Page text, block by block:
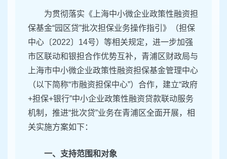
为贯彻落实《上海中小微企业政策性融资担
保基金“园区贷”批次担保业务操作指引》（担保
中心〔2022〕14号）等相关规定，进一步加强
市区联动和银担合作优势互补，青浦区财政局与
上海市中小微企业政策性融资担保基金管理中心
（以下简称“市融资担保中心”）合作，建立“政府
+担保+银行”中小企业政策性融资贷款联动服务
机制，推进“批次贷”业务在青浦区全面开展，相
关实施方案如下：
一、支持范围和对象